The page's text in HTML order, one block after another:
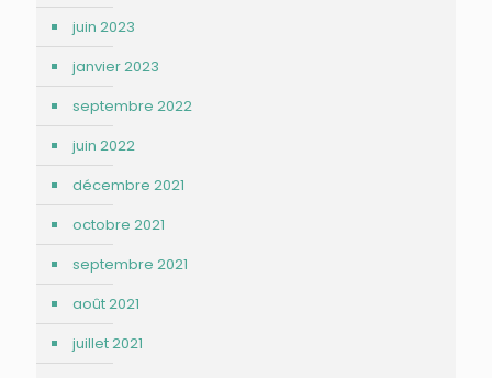
juin 2023
janvier 2023
septembre 2022
juin 2022
décembre 2021
octobre 2021
septembre 2021
août 2021
juillet 2021